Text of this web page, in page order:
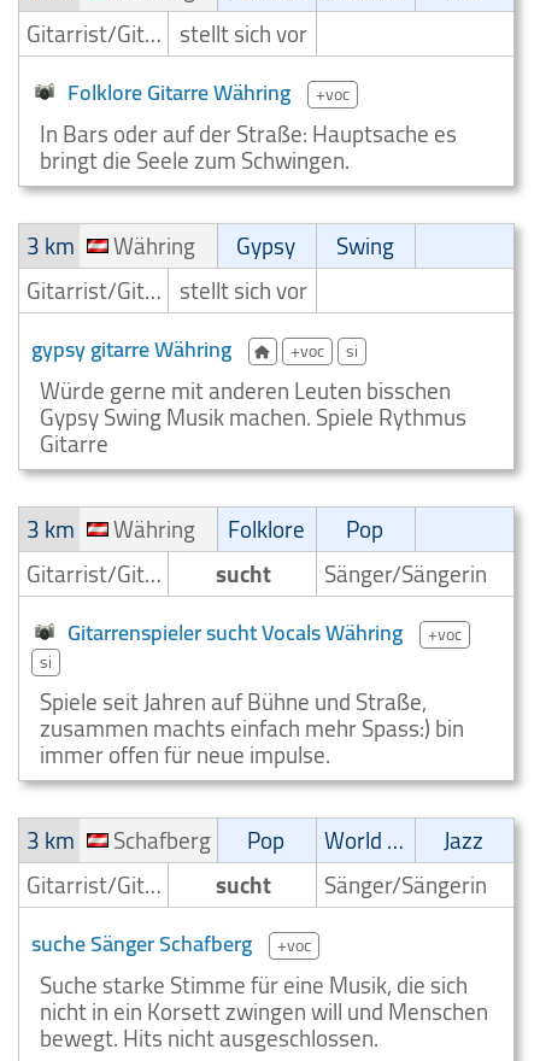
Gitarrist/Gitarrenspieler stellt sich vor
Folklore Gitarre Währing +voc
In Bars oder auf der Straße: Hauptsache es
bringt die Seele zum Schwingen.
3 km
Währing Gypsy
Swing
Gitarrist/Gitarrenspieler stellt sich vor
gypsy gitarre Währing +voc si
Würde gerne mit anderen Leuten bisschen
Gypsy Swing Musik machen. Spiele Rythmus
Gitarre
3 km
Währing Folklore
Pop
Gitarrist/Gitarrenspieler
sucht Sänger/Sängerin
Gitarrenspieler sucht Vocals Währing
+voc
si
Spiele seit Jahren auf Bühne und Straße,
zusammen machts einfach mehr Spass:) bin
immer offen für neue impulse.
3 km
Schafberg Pop World Music
Jazz
Gitarrist/Gitarrenspieler
sucht Sänger/Sängerin
suche Sänger Schafberg +voc
Suche starke Stimme für eine Musik, die sich
nicht in ein Korsett zwingen will und Menschen
bewegt. Hits nicht ausgeschlossen.